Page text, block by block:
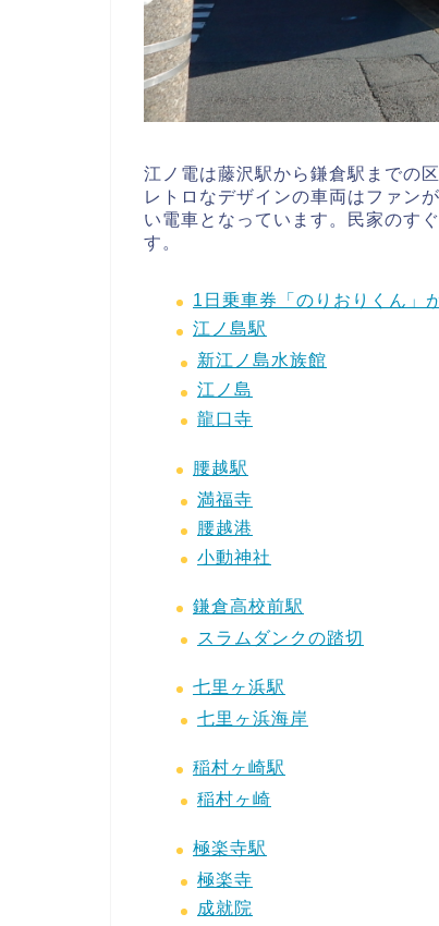
江ノ電は藤沢駅から鎌倉駅までの
レトロなデザインの車両はファン
い電車となっています。民家のす
す。
1日乗車券「のりおりくん」
江ノ島駅
新江ノ島水族館
江ノ島
龍口寺
腰越駅
満福寺
腰越港
小動神社
鎌倉高校前駅
スラムダンクの踏切
七里ヶ浜駅
七里ヶ浜海岸
稲村ヶ崎駅
稲村ヶ崎
極楽寺駅
極楽寺
成就院